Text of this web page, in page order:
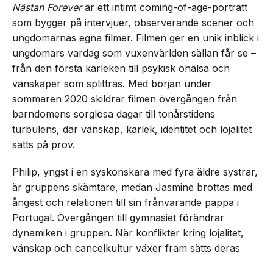
Nästan Foreverär ett intimt coming-of-age-porträtt
som bygger på intervjuer, observerande scener och
ungdomarnas egna filmer. Filmen ger en unik inblick i
ungdomars vardag som vuxenvärlden sällan får se –
från den första kärleken till psykisk ohälsa och
vänskaper som splittras. Med början under
sommaren 2020 skildrar filmen övergången från
barndomens sorglösa dagar till tonårstidens
turbulens, där vänskap, kärlek, identitet och lojalitet
sätts på prov.
Philip, yngst i en syskonskara med fyra äldre systrar,
är gruppens skämtare, medan Jasmine brottas med
ångest och relationen till sin frånvarande pappa i
Portugal. Övergången till gymnasiet förändrar
dynamiken i gruppen. När konflikter kring lojalitet,
vänskap och cancelkultur växer fram sätts deras